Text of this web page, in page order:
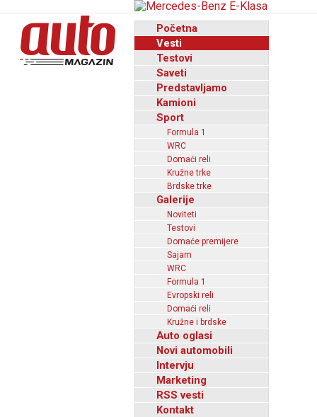
Početna
Vesti
Testovi
Saveti
Predstavljamo
Kamioni
Sport
Formula 1
WRC
Domaći reli
Kružne trke
Brdske trke
Galerije
Noviteti
Testovi
Domaće premijere
Sajam
WRC
Formula 1
Evropski reli
Domaći reli
Kružne i brdske
Auto oglasi
Novi automobili
Intervju
Marketing
RSS vesti
Kontakt